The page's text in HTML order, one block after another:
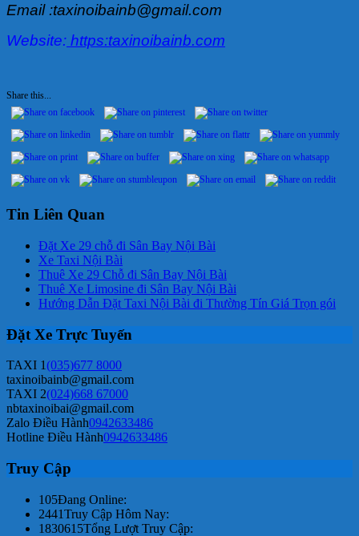
Email :taxinoibainb@gmail.com
Website: https:taxinoibainb.com
Share this...
Tin Liên Quan
Đặt Xe 29 chỗ đi Sân Bay Nội Bài
Xe Taxi Nội Bài
Thuê Xe 29 Chỗ đi Sân Bay Nội Bài
Thuê Xe Limosine đi Sân Bay Nội Bài
Hướng Dẫn Đặt Taxi Nội Bài đi Thường Tín Giá Trọn gói
Đặt Xe Trực Tuyến
TAXI 1(035)677 8000
taxinoibainb@gmail.com
TAXI 2(024)668 67000
nbtaxinoibai@gmail.com
Zalo Điều Hành0942633486
Hotline Điều Hành0942633486
Truy Cập
105Đang Online:
2441Truy Cập Hôm Nay:
1830615Tổng Lượt Truy Cập: